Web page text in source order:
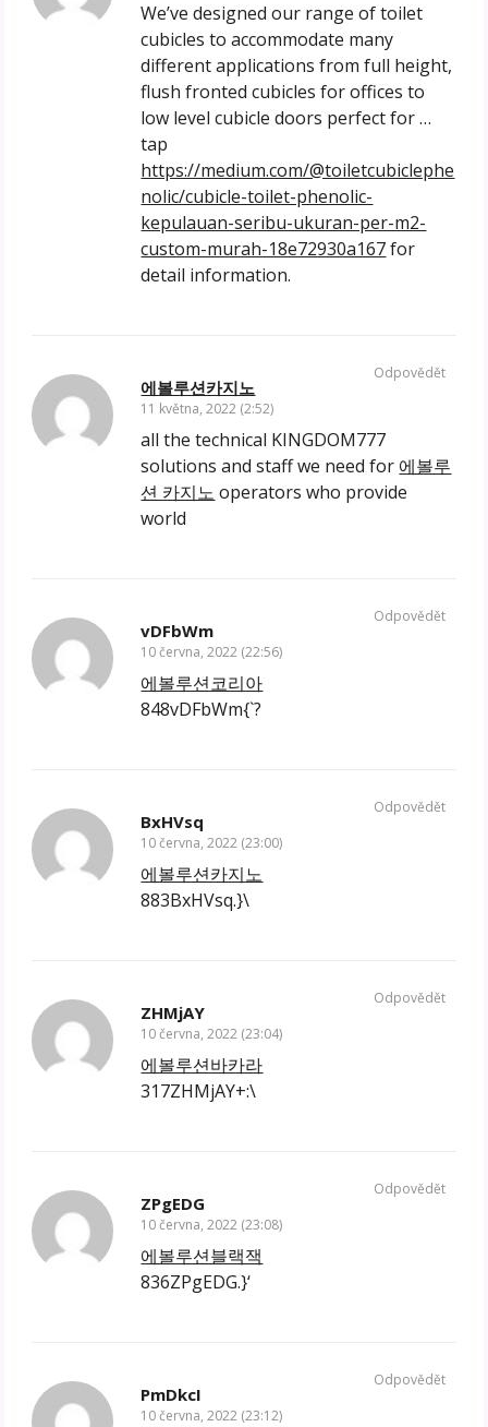
We’ve designed our range of toilet
cubicles to accommodate many
different applications from full height,
flush fronted cubicles for offices to
low level cubicle doors perfect for …
tap
https://medium.com/@toiletcubiclephe
nolic/cubicle-toilet-phenolic-
kepulauan-seribu-ukuran-per-m2-
custom-murah-18e72930a167for
detail information.
에볼루션카지노
11 května, 2022 (2:52)
all the technical KINGDOM777
solutions and staff we need for 에볼루
션 카지노 operators who provide
world
Odpovědět
vDFbWm
10 června, 2022 (22:56)
에볼루션코리아
848vDFbWm{`?
Odpovědět
BxHVsq
10 června, 2022 (23:00)
에볼루션카지노
883BxHVsq.}\
Odpovědět
ZHMjAY
10 června, 2022 (23:04)
에볼루션바카라
317ZHMjAY+:\
Odpovědět
ZPgEDG
10 června, 2022 (23:08)
에볼루션블랙잭
836ZPgEDG.}‘
Odpovědět
PmDkcI
10 června, 2022 (23:12)
Odpovědět